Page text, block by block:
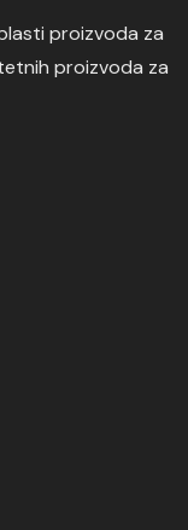
proizvoda za
proizvoda za